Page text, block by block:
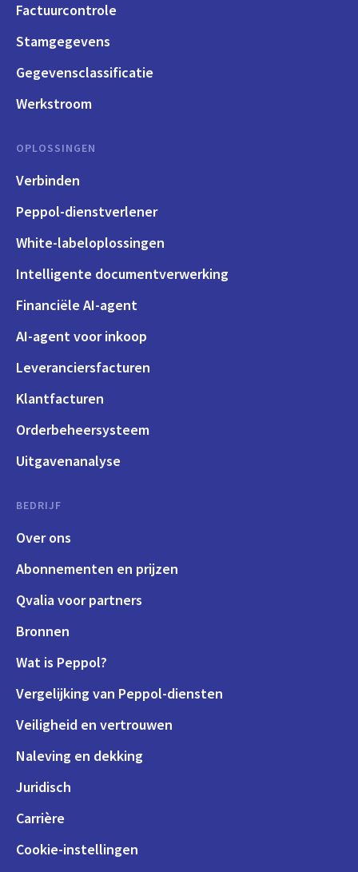
Factuurcontrole
Stamgegevens
Gegevensclassificatie
Werkstroom
OPLOSSINGEN
Verbinden
Peppol-dienstverlener
White-labeloplossingen
Intelligente documentverwerking
Financiële AI-agent
AI-agent voor inkoop
Leveranciersfacturen
Klantfacturen
Orderbeheersysteem
Uitgavenanalyse
BEDRIJF
Over ons
Abonnementen en prijzen
Qvalia voor partners
Bronnen
Wat is Peppol?
Vergelijking van Peppol-diensten
Veiligheid en vertrouwen
Naleving en dekking
Juridisch
Carrière
Cookie-instellingen